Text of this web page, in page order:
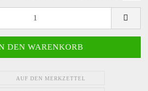
AUF DEN MERKZETTEL